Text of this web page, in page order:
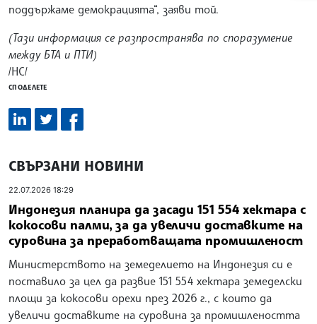
поддържаме демокрацията“, заяви той.
(Тази информация се разпространява по споразумение
между БТА и ПТИ)
/НС/
СПОДЕЛЕТЕ
СВЪРЗАНИ НОВИНИ
22.07.2026 18:29
Индонезия планира да засади 151 554 хектара с
кокосoви палми, за да увеличи доставките на
суровина за преработващата промишленост
Министерството на земеделието на Индонезия си е
поставило за цел да развие 151 554 хектара земеделски
площи за кокосови орехи през 2026 г., с които да
увеличи доставките на суровина за промишлеността